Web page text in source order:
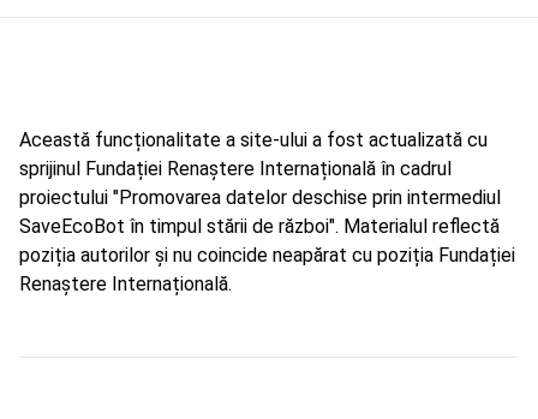
Această funcționalitate a site-ului a fost actualizată cu
sprijinul Fundației Renaștere Internațională în cadrul
proiectului "Promovarea datelor deschise prin intermediul
SaveEcoBot în timpul stării de război". Materialul reflectă
poziția autorilor și nu coincide neapărat cu poziția Fundației
Renaștere Internațională.